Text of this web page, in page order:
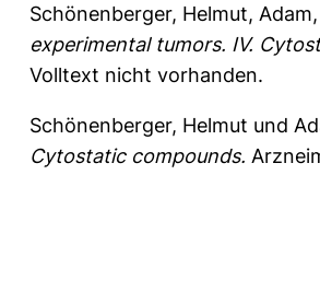
Schönenberger, Helmut,
experimental tumors. IV.
Volltext nicht vorhanden.
Schönenberger, Helmut und
Cytostatic compounds.